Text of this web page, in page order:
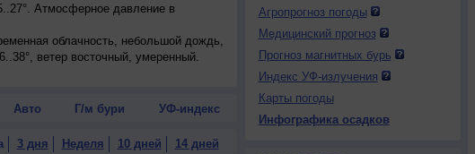
Атмосферное давление в
облачность, небольшой дождь,
ветер восточный, умеренный.
Авто Г/м бури УФ-индекс
3 дня Неделя 10 дней 14 дней
Агропрогноз погоды
Медицинский прогноз
Прогноз магнитных бурь
Индекс УФ-излучения
Карты погоды
Инфографика осадков